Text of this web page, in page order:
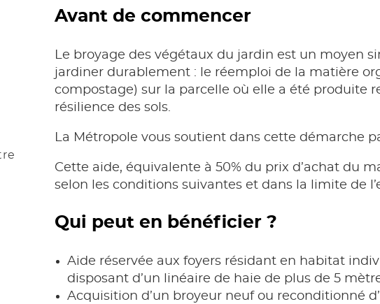
courante)Avant de commencer
Le broyage des végétaux du jardin est un moyen
jardiner durablement : le réemploi de la matière
compostage) sur la parcelle où elle a été produite
résilience des sols.
La Métropole vous soutient dans cette démarche
Cette aide, équivalente à 50% du prix d’achat du
selon les conditions suivantes et dans la limite de
Qui peut en bénéficier ?
Aide réservée aux foyers résidant en habitat
disposant d’un linéaire de haie de plus de 5
Acquisition d’un broyeur neuf ou reconditionné